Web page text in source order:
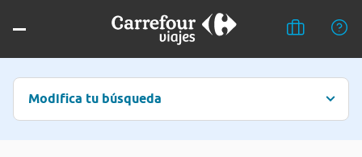
Modifica tu búsqueda